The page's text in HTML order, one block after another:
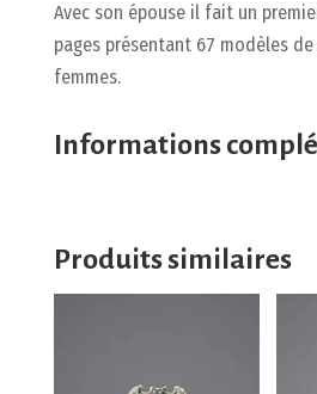
Avec son épouse il fait un
pages présentant 67 modèles
femmes.
Informations
Produits similaires